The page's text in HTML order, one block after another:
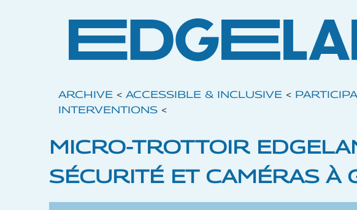
ARCHIVE < ACCESSIBLE & INCLUSIVE <
INTERVENTIONS <
MICRO-TROTTOIR
SÉCURITÉ ET CAMÉRAS À